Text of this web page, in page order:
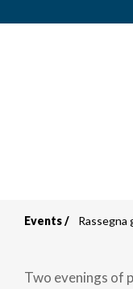
Events Rassegna
Two evenings of